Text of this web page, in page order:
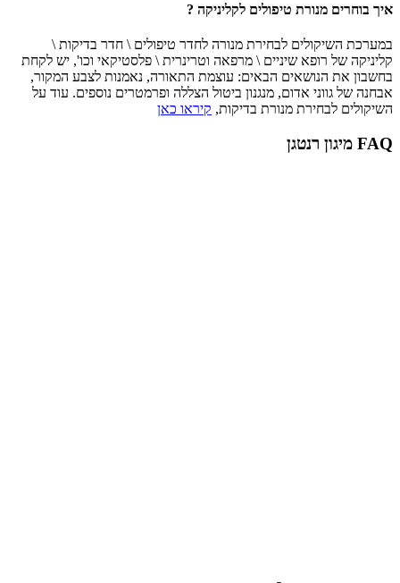
איך בוחרים מנורת טיפולים לקליניקה ?
במערכת השיקולים לבחירת מנורה לחדר טיפולים \ חדר בדיקות \
קליניקה של רופא שיניים \ מרפאה וטרינרית \ פלסטיקאי וכו', יש לקחת
בחשבון את הנושאים הבאים: עוצמת התאורה, נאמנות לצבע המקור,
אבחנה של גווני אדום, מנגנון ביטול הצללה ופרמטרים נוספים. עוד על
השיקולים לבחירת מנורת בדיקות, קיראו כאן
FAQ מיגון רנטגן